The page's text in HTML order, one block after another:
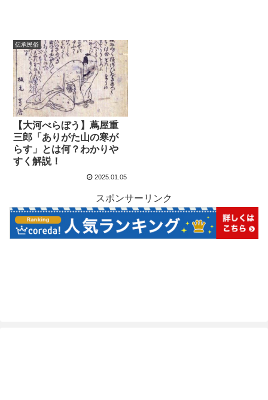
伝承民俗
【大河べらぼう】蔦屋重
三郎「ありがた山の寒が
らす」とは何？わかりや
すく解説！
2025.01.05
スポンサーリンク